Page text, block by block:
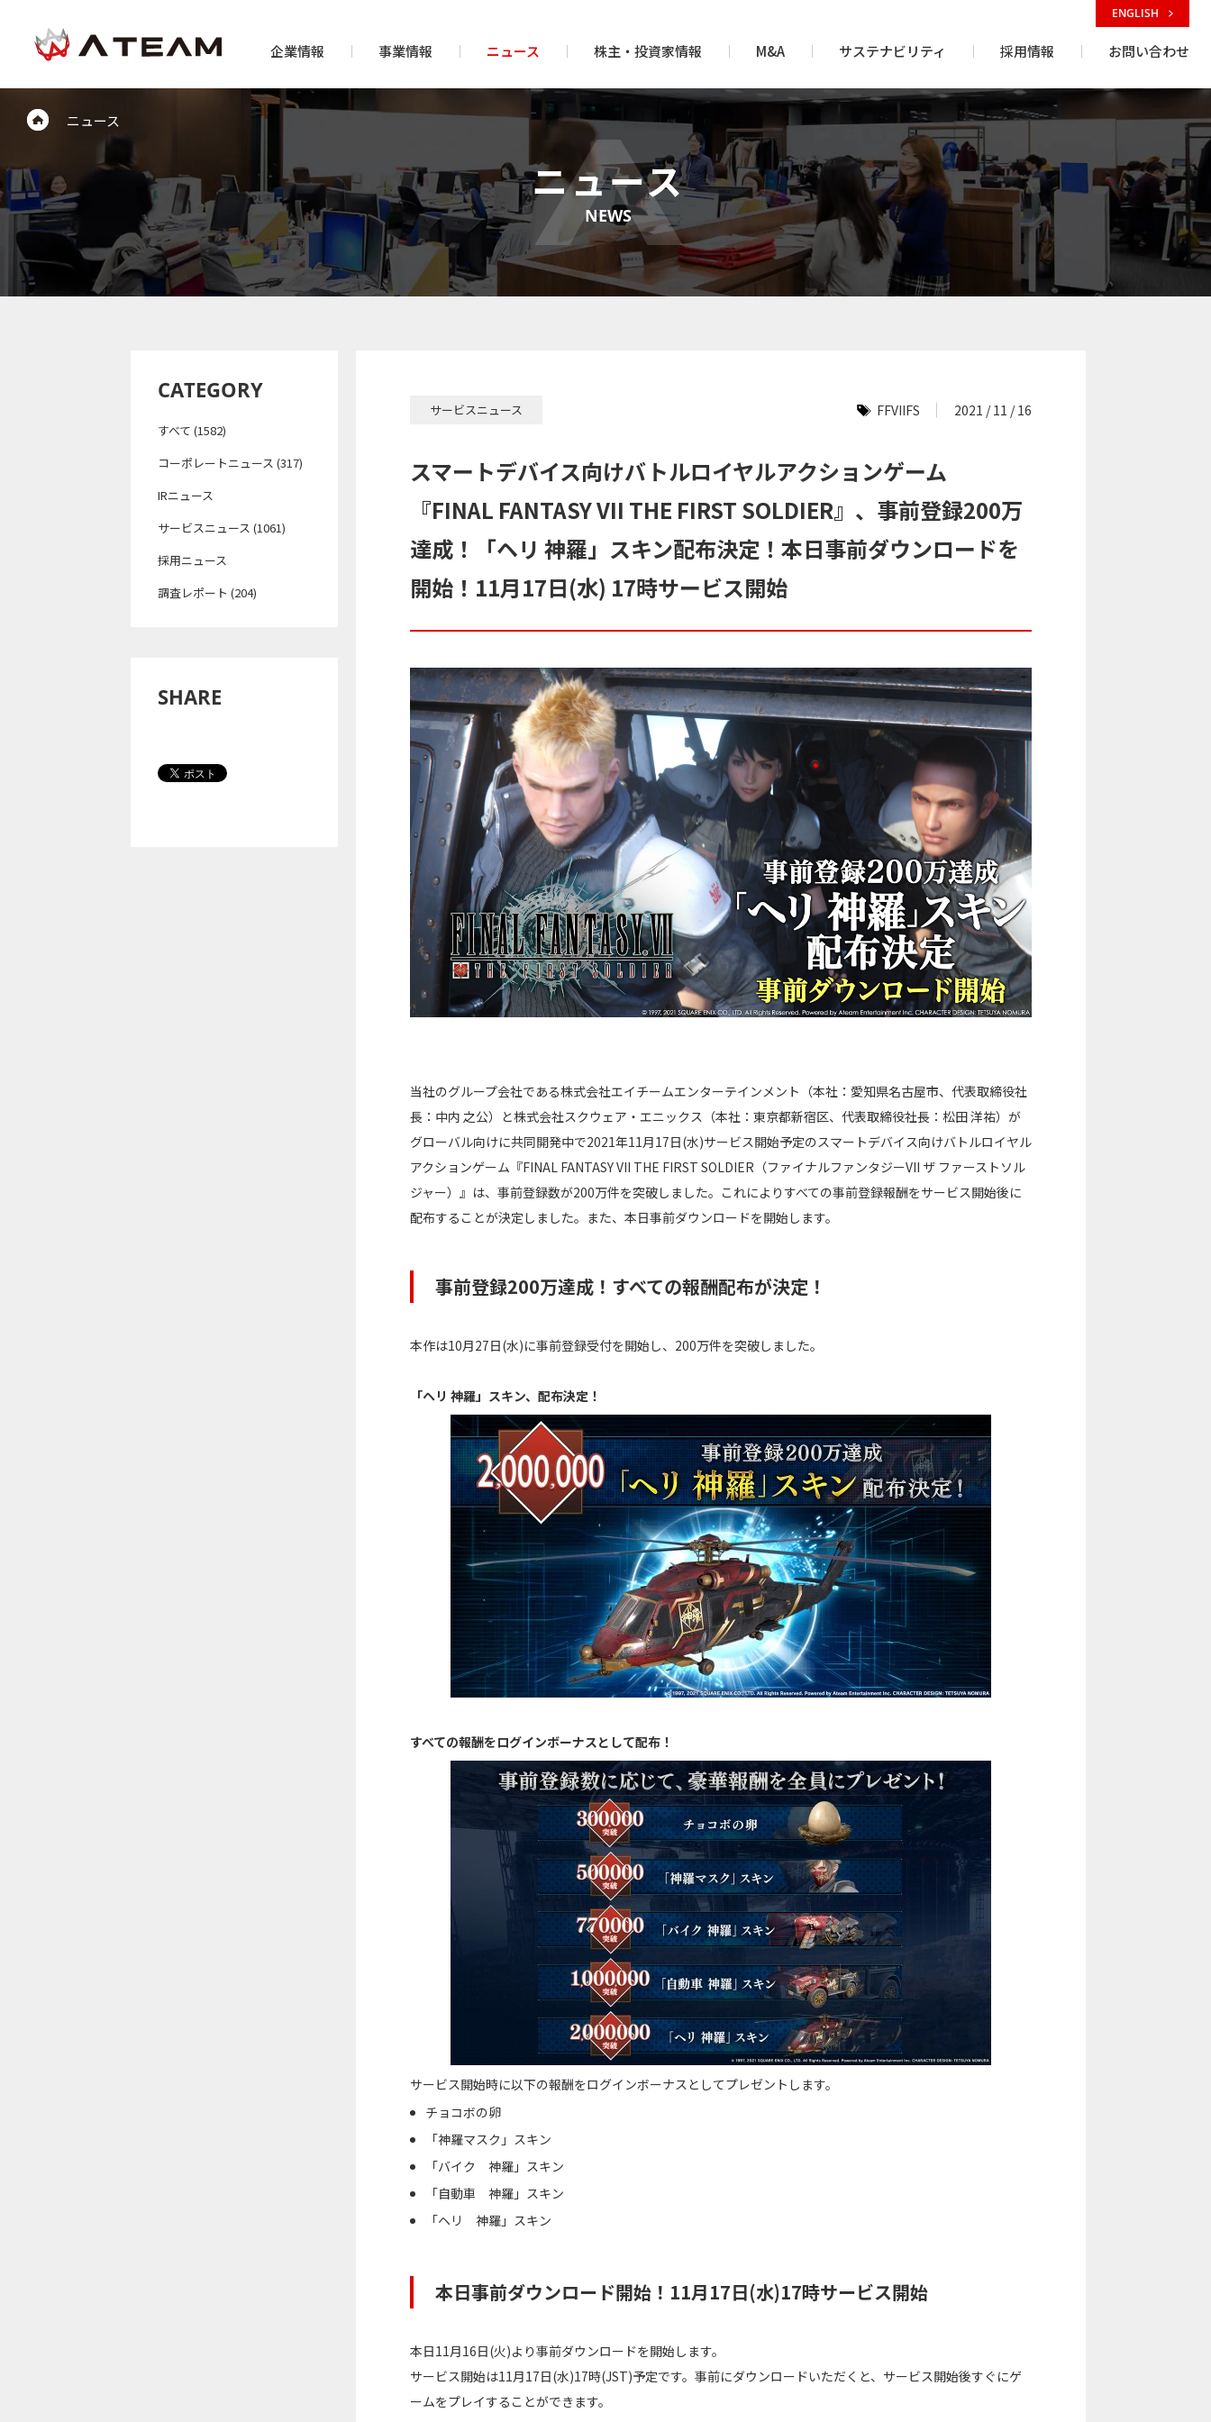
企業情報 事業情報 ニュース 株主・投資家情報 M&A サステナビリティ 採用情報 お問い合わせ
ENGLISH
ニュース
ニュース
NEWS
CATEGORY
すべて (1582)
コーポレートニュース (317)
IRニュース
サービスニュース (1061)
採用ニュース
調査レポート (204)
SHARE
サービスニュース FFVIIFS 2021 / 11 / 16
スマートデバイス向けバトルロイヤルアクションゲーム
『FINAL FANTASY VII THE FIRST SOLDIER』、事前登録200万
達成！「ヘリ 神羅」スキン配布決定！本日事前ダウンロードを
開始！11月17日(水) 17時サービス開始
当社のグループ会社である株式会社エイチームエンターテインメント（本社：愛知県名古屋市、代表取締役社
長：中内 之公）と株式会社スクウェア・エニックス（本社：東京都新宿区、代表取締役社長：松田 洋祐）が
グローバル向けに共同開発中で2021年11月17日(水)サービス開始予定のスマートデバイス向けバトルロイヤル
アクションゲーム『FINAL FANTASY VII THE FIRST SOLDIER（ファイナルファンタジーVII ザ ファーストソル
ジャー）』は、事前登録数が200万件を突破しました。これによりすべての事前登録報酬をサービス開始後に
配布することが決定しました。また、本日事前ダウンロードを開始します。
事前登録200万達成！すべての報酬配布が決定！
本作は10月27日(水)に事前登録受付を開始し、200万件を突破しました。
「ヘリ 神羅」スキン、配布決定！
すべての報酬をログインボーナスとして配布！
サービス開始時に以下の報酬をログインボーナスとしてプレゼントします。
チョコボの卵
「神羅マスク」スキン
「バイク 神羅」スキン
「自動車 神羅」スキン
「ヘリ 神羅」スキン
本日事前ダウンロード開始！11月17日(水)17時サービス開始
本日11月16日(火)より事前ダウンロードを開始します。
サービス開始は11月17日(水)17時(JST)予定です。事前にダウンロードいただくと、サービス開始後すぐにゲ
ームをプレイすることができます。